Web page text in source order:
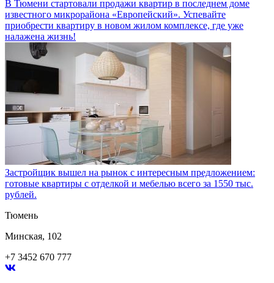
В Тюмени стартовали продажи квартир в последнем доме
известного микрорайона «Европейский». Успевайте
приобрести квартиру в новом жилом комплексе, где уже
налажена жизнь!
Застройщик вышел на рынок с интересным предложением:
готовые квартиры с отделкой и мебелью всего за 1550 тыс.
рублей.
Тюмень
Минская, 102
+7 3452 670 777